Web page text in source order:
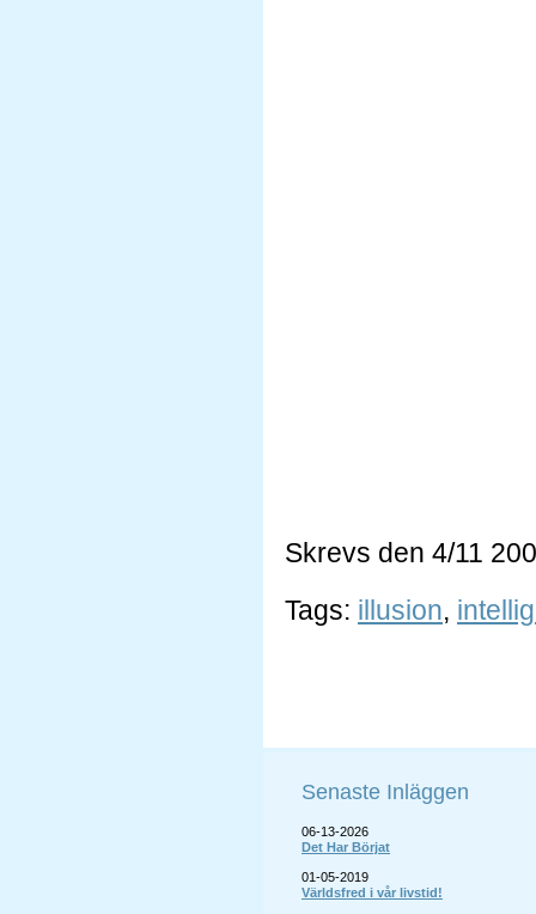
Skrevs den 4/11
Tags: illusion,
Senaste Inläggen
06-13-2026
Det Har Börjat
01-05-2019
Världsfred i vår livstid!